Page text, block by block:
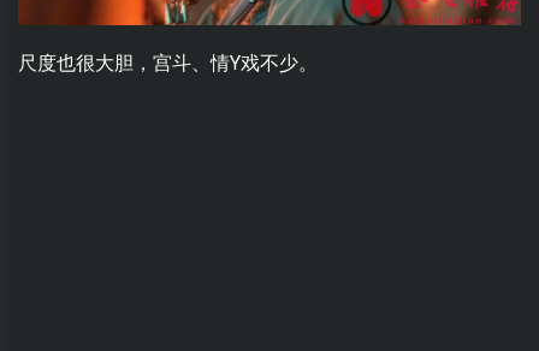
尺度也很大胆，宫斗、情Y戏不少。